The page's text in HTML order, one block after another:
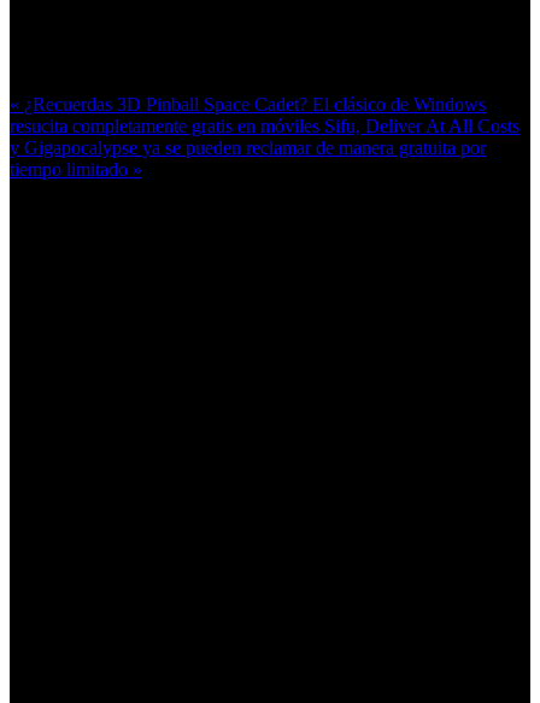
« ¿Recuerdas 3D Pinball Space Cadet? El clásico de Windows
resucita completamente gratis en móviles Sifu, Deliver At All Costs
y Gigapocalypse ya se pueden reclamar de manera gratuita por
tiempo limitado »